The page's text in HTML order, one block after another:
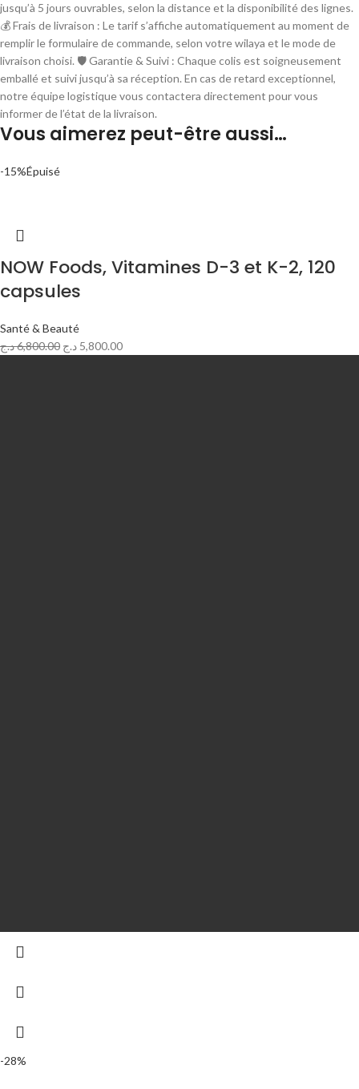
jusqu’à 5 jours ouvrables, selon la distance et la disponibilité des lignes.
💰 Frais de livraison : Le tarif s’affiche automatiquement au moment de
remplir le formulaire de commande, selon votre wilaya et le mode de
livraison choisi. 🛡 Garantie & Suivi : Chaque colis est soigneusement
emballé et suivi jusqu’à sa réception. En cas de retard exceptionnel,
notre équipe logistique vous contactera directement pour vous
informer de l’état de la livraison.
Vous aimerez peut-être aussi…
-15%Épuisé
NOW Foods, Vitamines D-3 et K-2, 120
capsules
Santé & Beauté
6,800.00د.ج 5,800.00 د.ج
-28%